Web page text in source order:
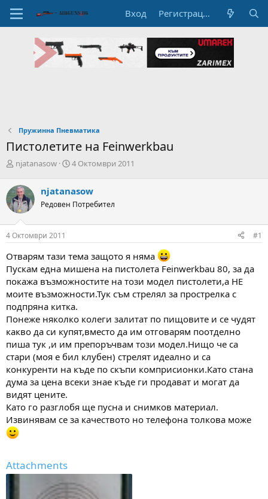
Вход Регистрация
Пружинна Пневматика
Пистолетите на Feinwerkbau
А
т
о
р
н
а
т
м
а
т
а
njatanasow
Н
а
л
а
т
а
4 Октомври 2011
njatanasow
Редовен Потребител
4 Октомври 2011 #1
Отварям тази тема защото я няма
Пускам една мишена на пистолета Feinwerkbau 80, за да
покажа възможностите на този модел пистолети,а НЕ
моите възможности.Тук съм стрелял за прострелка с
подпряна китка.
Понеже няколко колеги залитат по пищовите и се чудят
какво да си купят,вместо да им отговарям поотделно
пиша тук ,и им препоръчвам този модел.Нищо че са
стари (моя е бил клубен) стрелят идеално и са
конкуренти на къде по скъпи комприсионки.Като стана
дума за цена всеки знае къде ги продават и могат да
видят цените.
Като го разглобя ще пусна и снимков материал.
Извинявам се за качеството но телефона толкова може
Attachments